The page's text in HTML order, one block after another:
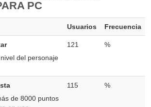
PC
Usuarios Frecuencia
del personaje
121 %
de 8000 puntos
115 %